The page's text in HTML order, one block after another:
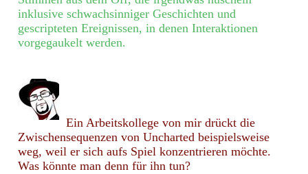
inklusive schwachsinniger Geschichten und
gescripteten Ereignissen, in denen Interaktionen
vorgegaukelt werden.
Ein Arbeitskollege von mir drückt die
Zwischensequenzen von Uncharted beispielsweise
weg, weil er sich aufs Spiel konzentrieren möchte.
Was könnte man denn für ihn tun?